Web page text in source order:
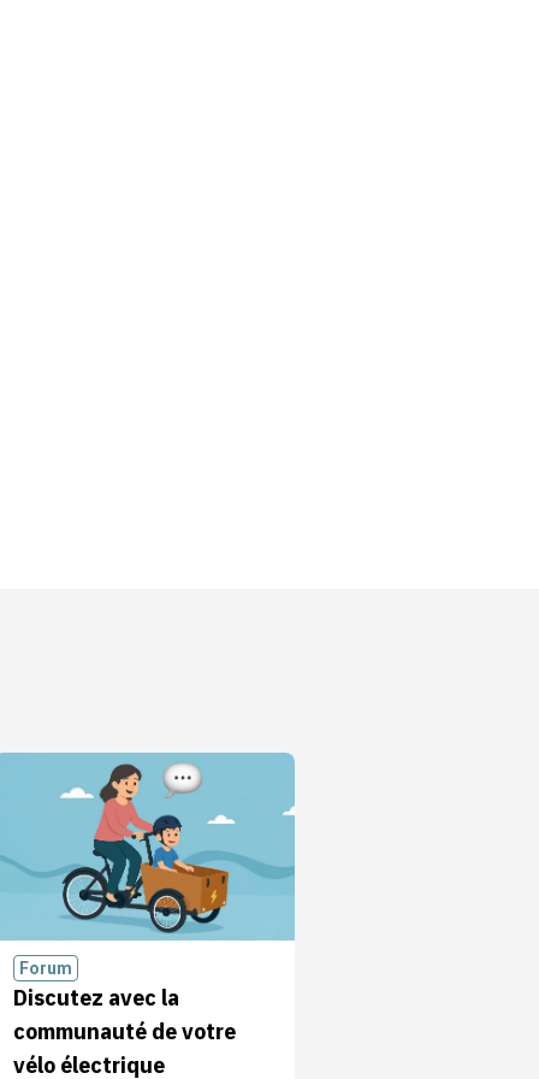
Forum
Discutez avec la
communauté de votre
vélo électrique